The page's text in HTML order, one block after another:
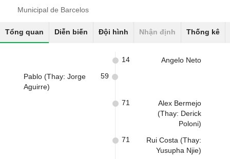
Municipal de Barcelos
Tổng quan Diễn biến Đội hình Nhận định Thống kê
Angelo Neto
14
Pablo (Thay: Jorge
Aguirre)
59
Alex Bermejo
(Thay: Derick
Poloni)
71
Rui Costa (Thay:
Yusupha Njie)
71